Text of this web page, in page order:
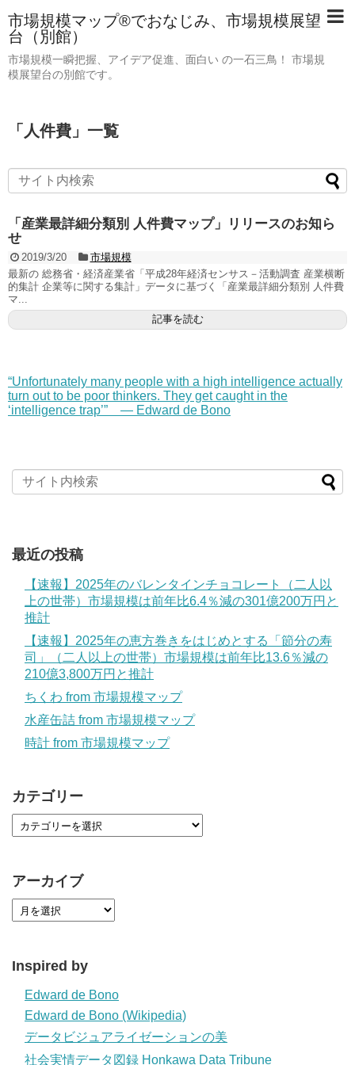
市場規模マップ®でおなじみ、市場規模展望
台（別館）
市場規模一瞬把握、アイデア促進、面白い の一石三鳥！ 市場規
模展望台の別館です。
「 人件費 」 一覧
「産業最詳細分類別 人件費マップ」リリースのお知ら
せ
2019/3/20
市場規模
最新の 総務省・経済産業省「平成28年経済センサス－活動調査 産業横断
的集計 企業等に関する集計」データに基づく「産業最詳細分類別 人件費
マ...
記事を読む
“Unfortunately many people with a high intelligence actually
turn out to be poor thinkers. They get caught in the
‘intelligence trap’” — Edward de Bono
最近の投稿
【速報】2025年のバレンタインチョコレート（二人以
上の世帯）市場規模は前年比6.4％減の301億200万円と
推計
【速報】2025年の恵方巻きをはじめとする「節分の寿
司」（二人以上の世帯）市場規模は前年比13.6％減の
210億3,800万円と推計
ちくわ from 市場規模マップ
水産缶詰 from 市場規模マップ
時計 from 市場規模マップ
カテゴリー
アーカイブ
Inspired by
Edward de Bono
Edward de Bono (Wikipedia)
データビジュアライゼーションの美
社会実情データ図録 Honkawa Data Tribune